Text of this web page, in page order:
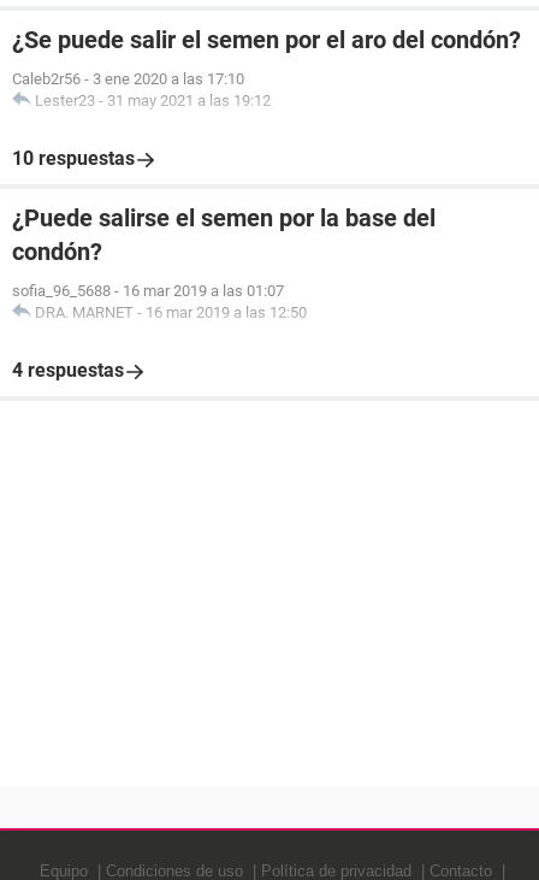
¿Se puede salir el semen por el aro del condón?
Caleb2r56 - 3 ene 2020 a las 17:10
Lester23 - 31 may 2021 a las 19:12
10 respuestas
¿Puede salirse el semen por la base del
condón?
sofia_96_5688 - 16 mar 2019 a las 01:07
DRA. MARNET - 16 mar 2019 a las 12:50
4 respuestas
Equipo Condiciones de uso Política de privacidad Contacto